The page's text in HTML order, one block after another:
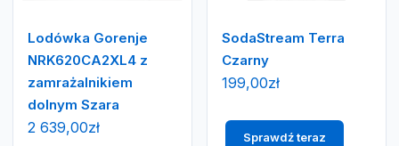
Lodówka Gorenje
NRK620CA2XL4 z
zamrażalnikiem
dolnym Szara
2 639,00zł
SodaStream Terra
Czarny
199,00zł
Sprawdź teraz